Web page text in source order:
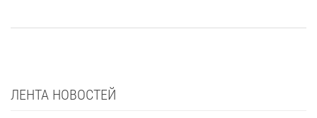
ЛЕНТА НОВОСТЕЙ